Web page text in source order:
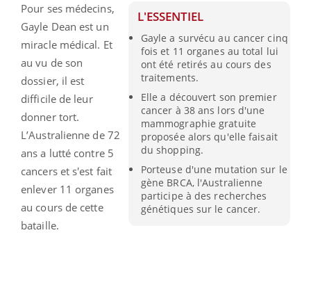
L'ESSENTIEL
Gayle a survécu au cancer cinq
fois et 11 organes au total lui
ont été retirés au cours des
traitements.
Elle a découvert son premier
cancer à 38 ans lors d'une
mammographie gratuite
proposée alors qu'elle faisait
du shopping.
Porteuse d'une mutation sur le
gène BRCA, l'Australienne
participe à des recherches
génétiques sur le cancer.
Pour ses médecins,
Gayle Dean est un
miracle médical. Et
au vu de son
dossier, il est
difficile de leur
donner tort.
L’Australienne de 72
ans a lutté contre 5
cancers et s'est fait
enlever 11 organes
au cours de cette
bataille.